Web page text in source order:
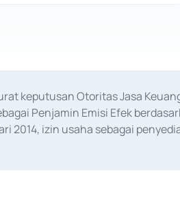
keputusan Otoritas Jasa
Penjamin Emisi Efek
2014, izin usaha sebagai